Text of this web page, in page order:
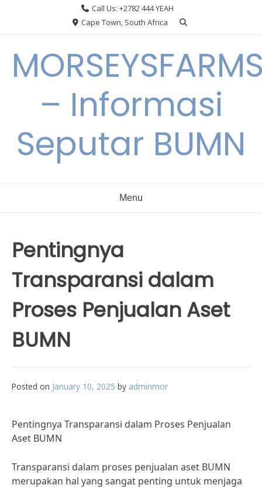
Call Us: +2782 444 YEAH
Cape Town, South Africa
– Informasi
Seputar BUMN
Menu
Pentingnya
Transparansi dalam
Proses Penjualan Aset
BUMN
Posted on January 10, 2025 by adminmor
Pentingnya Transparansi dalam Proses Penjualan
Aset BUMN
Transparansi dalam proses penjualan aset BUMN
merupakan hal yang sangat penting untuk menjaga